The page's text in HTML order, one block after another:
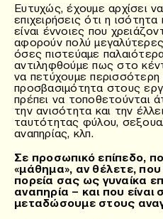
Ευτυχώς, έχουμε αρχίσει
επιχειρήσεις ότι η
είναι έννοιες που
αφορούν πολύ
όσες πιστεύαμε
αντιληφθούμε πως στο
να πετύχουμε περισσότερη
προσβασιμότητα στους
πρέπει να τοποθετούνται
την ανισότητα και την
ταυτότητας φύλου,
αναπηρίας, κλπ.
Σε προσωπικό επίπεδο,
«μάθημα», αν θέλετε,
πορεία σας ως γυναίκα
αναπηρία – και που είναι
μεταδώσουμε στους